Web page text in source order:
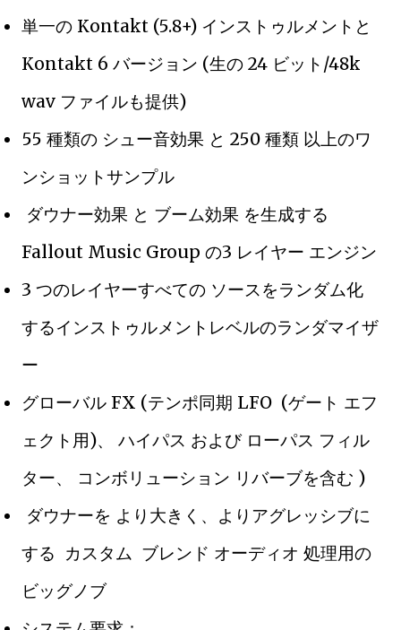
単一の Kontakt (5.8+) インストゥルメントと
Kontakt 6 バージョン (生の 24 ビット/48k
wav ファイルも提供)
55 種類の シュー音効果 と 250 種類 以上のワ
ンショットサンプル
ダウナー効果 と ブーム効果 を生成する
Fallout Music Group の3 レイヤー エンジン
3 つのレイヤーすべての ソースをランダム化
するインストゥルメントレベルのランダマイザ
ー
グローバル FX (テンポ同期 LFO (ゲート エフ
ェクト用)、 ハイパス および ローパス フィル
ター、 コンボリューション リバーブを含む )
ダウナーを より大きく、よりアグレッシブに
する カスタム ブレンド オーディオ 処理用の
ビッグノブ